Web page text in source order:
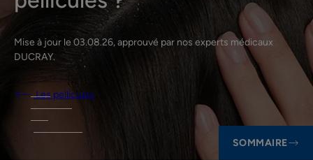
Mise à jour le 03.08.26, approuvé par nos experts médicaux
DUCRAY.
Les pellicules
SOMMAIRE